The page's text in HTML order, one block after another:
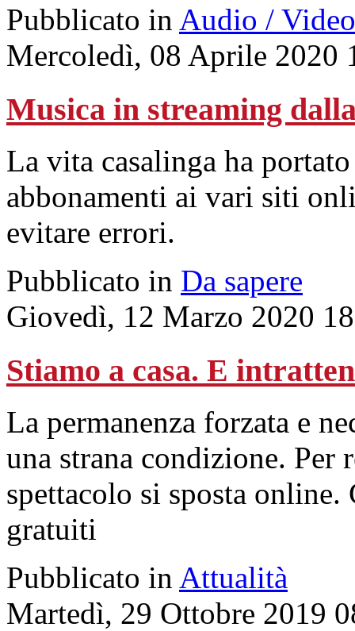
Pubblicato in Audio / Video
Mercoledì, 08 Aprile 2020
Musica in streaming
La vita casalinga ha
abbonamenti ai vari siti
evitare errori.
Pubblicato in Da sapere
Giovedì, 12 Marzo 2020
Stiamo a casa. E
La permanenza forzata e
una strana condizione. Per
spettacolo si sposta
gratuiti
Pubblicato in Attualità
Martedì, 29 Ottobre 2019